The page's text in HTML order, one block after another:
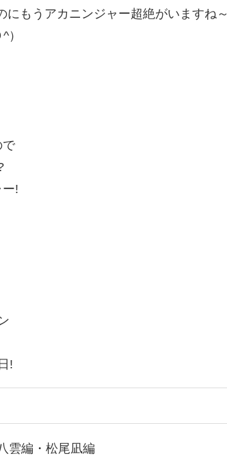
もうアカニンジャー超絶がいますね～
）
で
!
!
雲編・松尾凪編